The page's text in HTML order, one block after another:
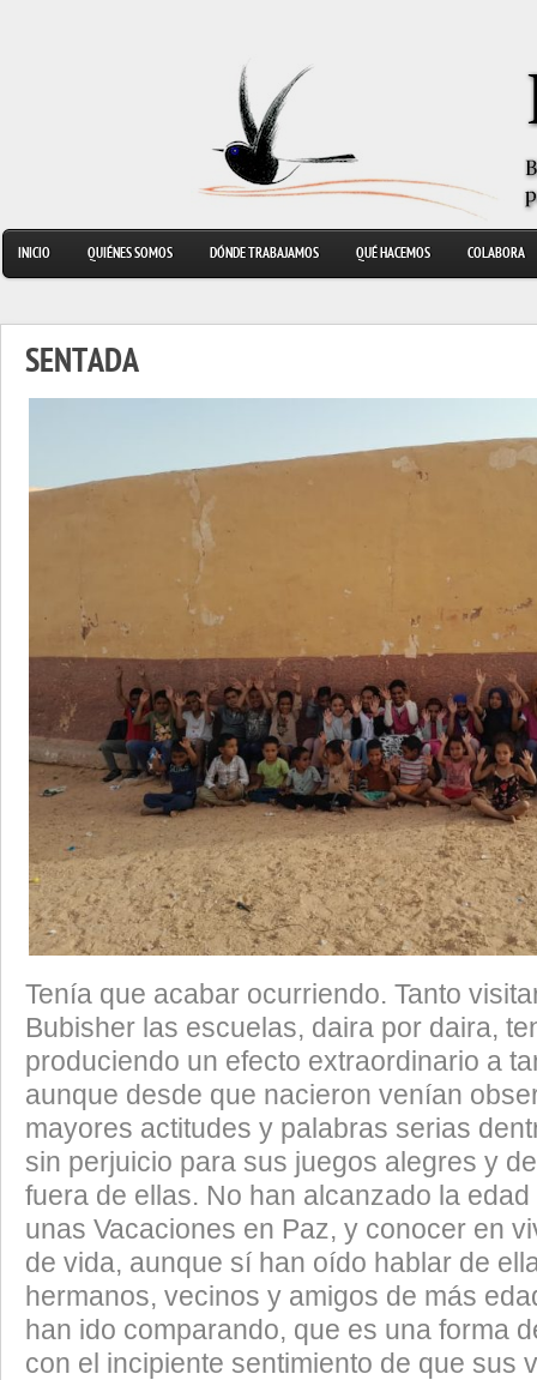
INICIO QUIÉNES SOMOS DÓNDE TRABAJAMOS QUÉ HACEMOS COLABORA
SENTADA
Tenía que acabar ocurriendo. Tanto
Bubisher las escuelas, daira por daira,
produciendo un efecto extraordinario a
aunque desde que nacieron venían
mayores actitudes y palabras serias
sin perjuicio para sus juegos alegres y
fuera de ellas. No han alcanzado la
unas Vacaciones en Paz, y conocer en
de vida, aunque sí han oído hablar de
hermanos, vecinos y amigos de más
han ido comparando, que es una forma
con el incipiente sentimiento de que sus